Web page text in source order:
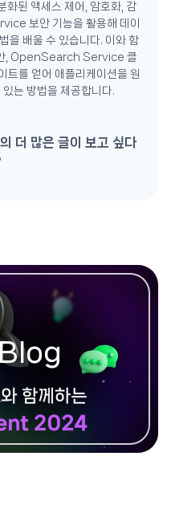
화된 액세스 제어, 암호화, 감
보안 기능을 활용해 데이
을 배울 수 있습니다. 이와 함
안, OpenSearch Service 클
트를 얻어 애플리케이션을 원
는 방법을 제공합니다.
더 많은 글이 보고 싶다